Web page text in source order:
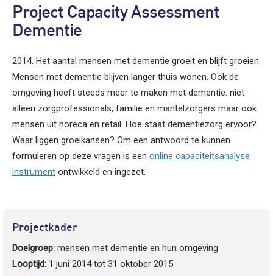
Project Capacity Assessment
Dementie
2014. Het aantal mensen met dementie groeit en blijft groeien.
Mensen met dementie blijven langer thuis wonen. Ook de
omgeving heeft steeds meer te maken met dementie: niet
alleen zorgprofessionals, familie en mantelzorgers maar ook
mensen uit horeca en retail. Hoe staat dementiezorg ervoor?
Waar liggen groeikansen? Om een antwoord te kunnen
formuleren op deze vragen is een online capaciteitsanalyse
instrument ontwikkeld en ingezet.
Projectkader
Doelgroep: mensen met dementie en hun omgeving
Looptijd: 1 juni 2014 tot 31 oktober 2015